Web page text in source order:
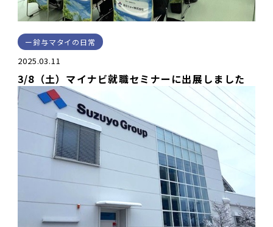
鈴与マタイの日常
2025.03.11
3/8（土）マイナビ就職セミナーに出展しました